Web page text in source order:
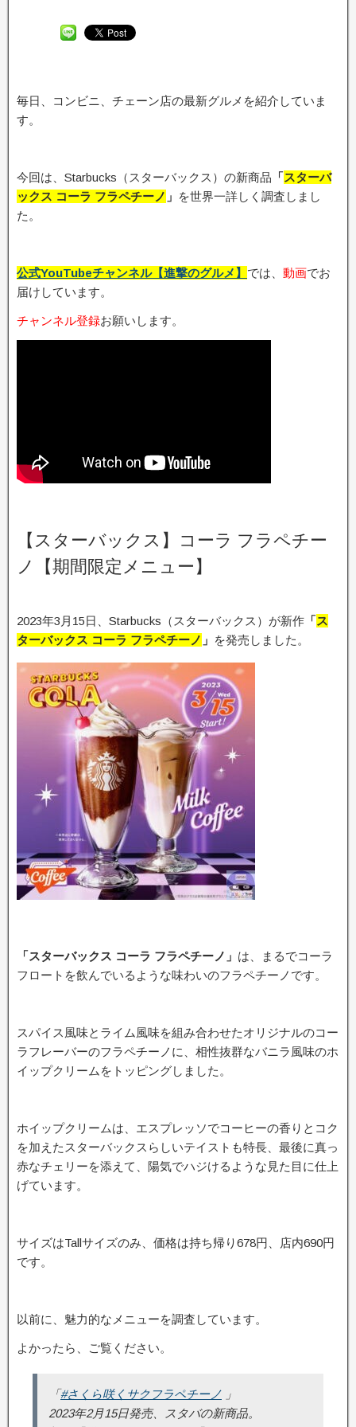
毎日、コンビニ、チェーン店の最新グルメを紹介していま
す。
今回は、Starbucks（スターバックス）の新商品 「スターバ
ックス コーラ フラペチーノ 」 を世界一詳しく調査しまし
た。
公式YouTubeチャンネル【進撃のグルメ】 では、 動画でお
届けしています。
チャンネル登録お願いします。
【スターバックス】コーラ フラペチー
ノ【期間限定メニュー】
2023年3月15日、Starbucks（スターバックス）が新作 「ス
ターバックス コーラ フラペチーノ 」 を発売しました。
「スターバックス コーラ フラペチーノ」 は、まるでコーラ
フロートを飲んでいるような味わいのフラペチーノです。
スパイス風味とライム風味を組み合わせたオリジナルのコー
ラフレーバーのフラペチーノに、相性抜群なバニラ風味のホ
イップクリームをトッピングしました。
ホイップクリームは、エスプレッソでコーヒーの香りとコク
を加えたスターバックスらしいテイストも特長、最後に真っ
赤なチェリーを添えて、陽気でハジけるような見た目に仕上
げています。
サイズはTallサイズのみ、価格は持ち帰り678円、店内690円
です。
以前に、魅力的なメニューを調査しています。
よかったら、ご覧ください。
「#さくら咲くサクフラペチーノ 」
2023年2月15日発売、スタバの新商品。